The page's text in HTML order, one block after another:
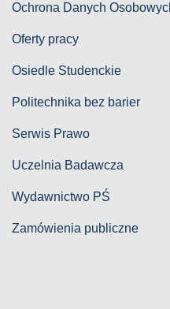
Ochrona Danych
Oferty pracy
Osiedle Studenckie
Politechnika bez barier
Serwis Prawo
Uczelnia Badawcza
Wydawnictwo PŚ
Zamówienia publiczne